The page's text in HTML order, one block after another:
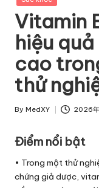
A
I
Vitamin
hiệu
cao
thử
Posted
By MedXY 2026年
Điểm nổi bật
• Trong một thử
chứng giả dược,